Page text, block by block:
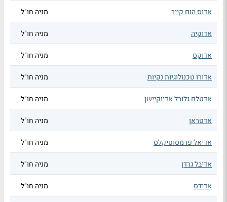
אדוס הום קייר מניה חו"ל
אדוקיה מניה חו"ל
אדוקס מניה חו"ל
אדורו טכנולוגיות נקיות מניה חו"ל
אדטלם גלובל אדיוקיישן מניה חו"ל
אדטראן מניה חו"ל
אדיאל פרמסוטיקלס מניה חו"ל
אדיבל גרדן מניה חו"ל
אדידס מניה חו"ל